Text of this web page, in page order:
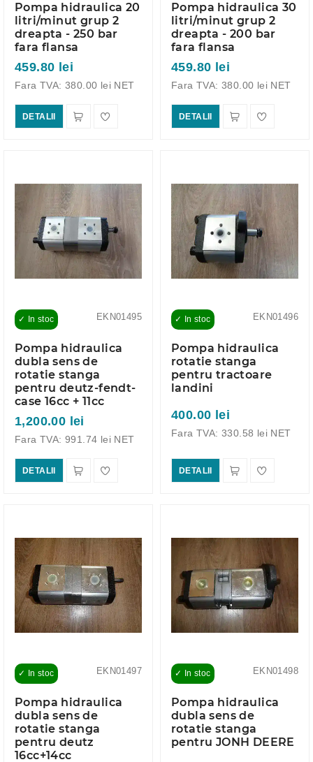
Pompa hidraulica 20
litri/minut grup 2
dreapta - 250 bar
fara flansa
459.80 lei
Fara TVA: 380.00 lei NET
DETALII
Pompa hidraulica 30
litri/minut grup 2
dreapta - 200 bar
fara flansa
459.80 lei
Fara TVA: 380.00 lei NET
DETALII
EKN01495
✓ In stoc
Pompa hidraulica
dubla sens de
rotatie stanga
pentru deutz-fendt-
case 16cc + 11cc
1,200.00 lei
Fara TVA: 991.74 lei NET
DETALII
EKN01496
✓ In stoc
Pompa hidraulica
rotatie stanga
pentru tractoare
landini
400.00 lei
Fara TVA: 330.58 lei NET
DETALII
EKN01497
✓ In stoc
Pompa hidraulica
dubla sens de
rotatie stanga
pentru deutz
16cc+14cc
EKN01498
✓ In stoc
Pompa hidraulica
dubla sens de
rotatie stanga
pentru JONH DEERE